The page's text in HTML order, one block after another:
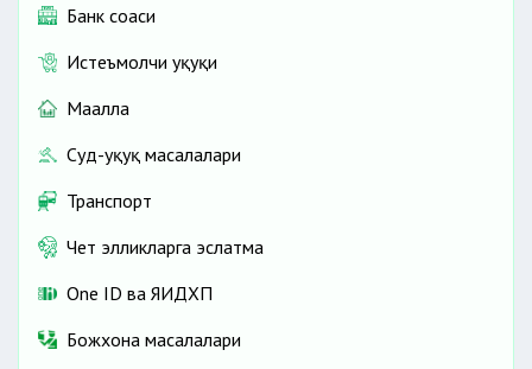
Банк соҳаси
Истеъмолчи ҳуқуқи
Маҳалла
Суд-ҳуқуқ масалалари
Транспорт
Чет элликларга эслатма
One ID ва ЯИДХП
Божхона масалалари